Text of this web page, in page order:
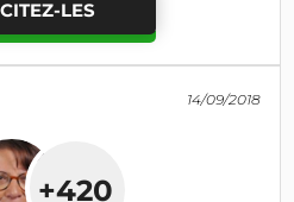
LES
14/09/2018
+420